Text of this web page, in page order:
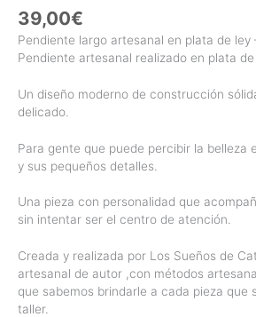
39,00€
Pendiente largo artesanal en plata de ley
Pendiente artesanal realizado en plata
Un diseño moderno de construcción
delicado.
Para gente que puede percibir la belleza
y sus pequeños detalles.
Una pieza con personalidad que
sin intentar ser el centro de atención.
Creada y realizada por Los Sueños de
artesanal de autor ,con métodos
que sabemos brindarle a cada pieza que
taller.